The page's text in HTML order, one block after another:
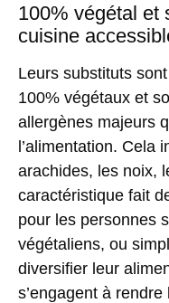
100% végétal et
cuisine
Leurs substituts
100% végétaux et
allergènes majeurs
l’alimentation. Cela
arachides, les noix,
caractéristique fait
pour les personnes
végétaliens, ou
diversifier leur
s’engagent à